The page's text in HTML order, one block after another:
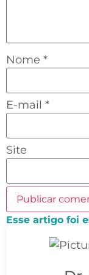
Nome *
E-mail *
Site
Esse artigo foi